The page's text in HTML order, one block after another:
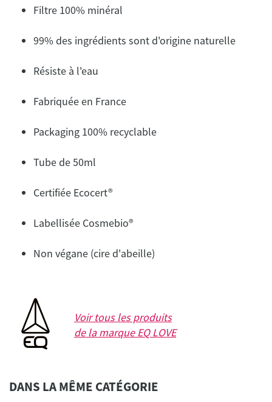
Filtre 100% minéral
99% des ingrédients sont d'origine naturelle
Résiste à l'eau
Fabriquée en France
Packaging 100% recyclable
Tube de 50ml
Certifiée Ecocert®
Labellisée Cosmebio®
Non végane (cire d'abeille)
Voir tous les produits
de la marqueEQ LOVE
DANS LA MÊME CATÉGORIE